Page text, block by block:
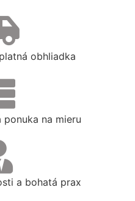
obhliadka
ponuka na mieru
a bohatá prax